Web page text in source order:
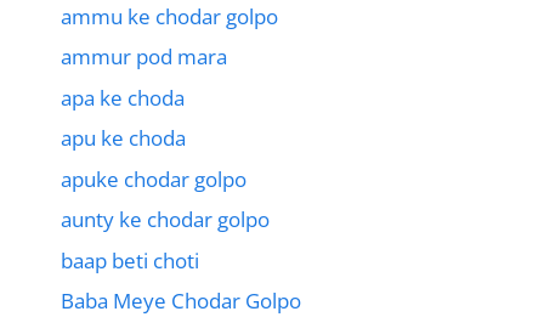
ammu ke chodar golpo
ammur pod mara
apa ke choda
apu ke choda
apuke chodar golpo
aunty ke chodar golpo
baap beti choti
Baba Meye Chodar Golpo